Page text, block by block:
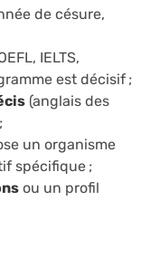
de césure,
IELTS,
est décisif ;
(anglais des
un organisme
spécifique ;
ou un profil